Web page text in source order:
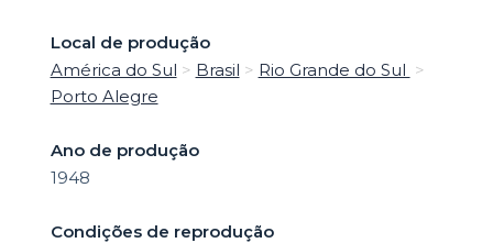
Local de produção
América do Sul > Brasil > Rio Grande do Sul >
Porto Alegre
Ano de produção
1948
Condições de reprodução